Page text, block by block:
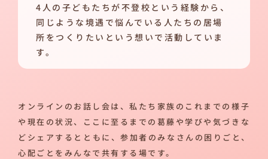
4人の子どもたちが不登校という経験から、
同じような境遇で悩んでいる人たちの居場
所をつくりたいという想いで活動していま
す。
オンラインのお話し会は、私たち家族のこれまでの様子
や現在の状況、ここに至るまでの葛藤や学びや気づきな
どシェアするとともに、参加者のみなさんの困りごと、
心配ごとをみんなで共有する場です。